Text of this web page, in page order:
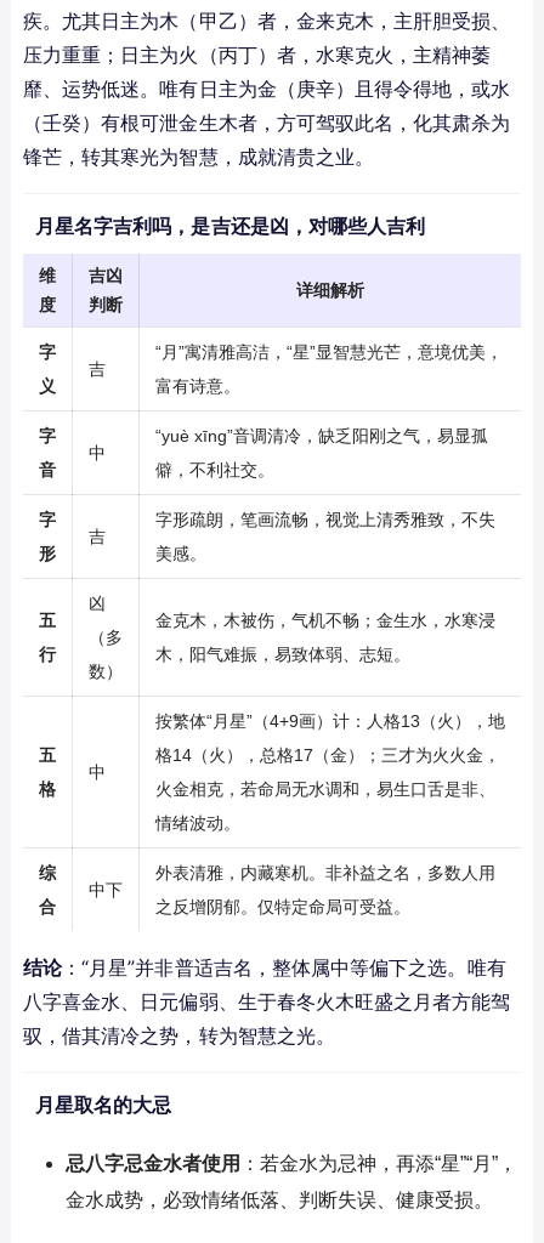
疾。尤其日主为木（甲乙）者，金来克木，主肝胆受损、
压力重重；日主为火（丙丁）者，水寒克火，主精神萎
靡、运势低迷。唯有日主为金（庚辛）且得令得地，或水
（壬癸）有根可泄金生木者，方可驾驭此名，化其肃杀为
锋芒，转其寒光为智慧，成就清贵之业。
月星名字吉利吗，是吉还是凶，对哪些人吉利
维
度
吉凶
判断
详细解析
字
义
吉
“月”寓清雅高洁，“星”显智慧光芒，意境优美，
富有诗意。
字
音
中
“yuè xīng”音调清冷，缺乏阳刚之气，易显孤
僻，不利社交。
字
形
吉
字形疏朗，笔画流畅，视觉上清秀雅致，不失
美感。
五
行
凶
（多
数）
金克木，木被伤，气机不畅；金生水，水寒浸
木，阳气难振，易致体弱、志短。
五
格
中
按繁体“月星”（4+9画）计：人格13（火），地
格14（火），总格17（金）；三才为火火金，
火金相克，若命局无水调和，易生口舌是非、
情绪波动。
综
合
中下
外表清雅，内藏寒机。非补益之名，多数人用
之反增阴郁。仅特定命局可受益。
结论：“月星”并非普适吉名，整体属中等偏下之选。唯有
八字喜金水、日元偏弱、生于春冬火木旺盛之月者方能驾
驭，借其清冷之势，转为智慧之光。
月星取名的大忌
忌八字忌金水者使用 ：若金水为忌神，再添“星”“月”，
金水成势，必致情绪低落、判断失误、健康受损。